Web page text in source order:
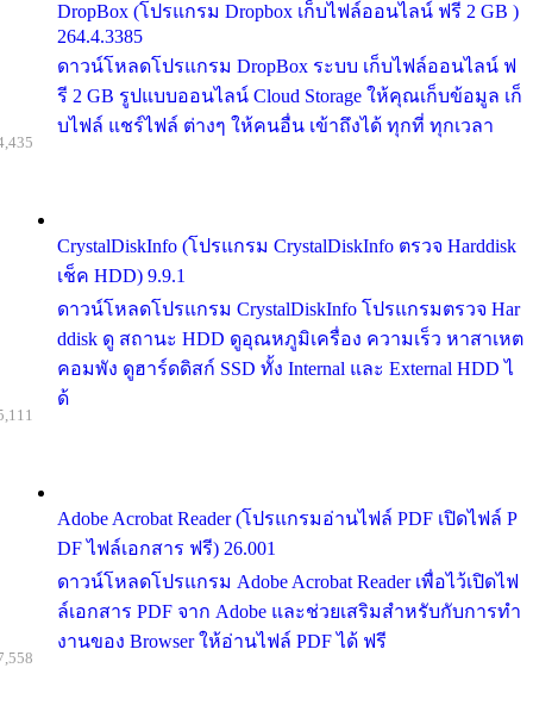
DropBox (โปรแกรม Dropbox เก็บไฟล์ออนไลน์ ฟรี 2 GB )
264.4.3385
ดาวน์โหลดโปรแกรม DropBox ระบบ เก็บไฟล์ออนไลน์ ฟ
รี 2 GB รูปแบบออนไลน์ Cloud Storage ให้คุณเก็บข้อมูล เก็
บไฟล์ แชร์ไฟล์ ต่างๆ ให้คนอื่น เข้าถึงได้ ทุกที่ ทุกเวลา
CrystalDiskInfo (โปรแกรม CrystalDiskInfo ตรวจ Harddisk
เช็ค HDD) 9.9.1
ดาวน์โหลดโปรแกรม CrystalDiskInfo โปรแกรมตรวจ Har
ddisk ดู สถานะ HDD ดูอุณหภูมิเครื่อง ความเร็ว หาสาเหต
คอมพัง ดูฮาร์ดดิสก์ SSD ทั้ง Internal และ External HDD ไ
ด้
Adobe Acrobat Reader (โปรแกรมอ่านไฟล์ PDF เปิดไฟล์ P
DF ไฟล์เอกสาร ฟรี) 26.001
ดาวน์โหลดโปรแกรม Adobe Acrobat Reader เพื่อไว้เปิดไฟ
ล์เอกสาร PDF จาก Adobe และช่วยเสริมสำหรับกับการทำ
งานของ Browser ให้อ่านไฟล์ PDF ได้ ฟรี